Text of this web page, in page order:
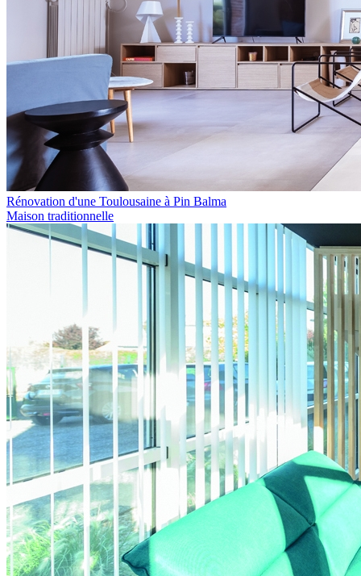
Rénovation d'une Toulousaine à Pin Balma
Maison traditionnelle